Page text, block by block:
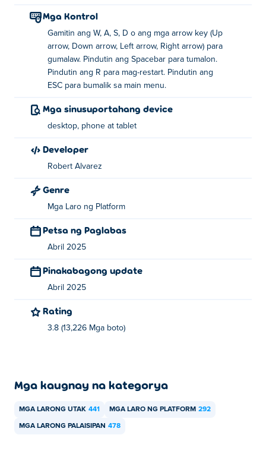
Paano laruin ang Portal Pusher?
Paggalaw: WASD o mga arrow key
Tumalon: Spacebar
I-restart: R
Bumalik sa pangunahing menu: ESC
Ang Portal Pusher ay nilikha ni Robert Alvarez. I-play ang
Grapple Grip
nang libre?
Maaari ba akong maglaro ng Portal Pusher sa
Maaaring laruin ang Portal Pusher sa iyong computer at
Mga Kontrol
Gamitin ang W, A, S, D o ang mga arrow key (Up
arrow, Down arrow, Left arrow, Right arrow) para
gumalaw. Pindutin ang Spacebar para tumalon.
Pindutin ang R para mag-restart. Pindutin ang
ESC para bumalik sa main menu.
Mga sinusuportahang device
desktop, phone at tablet
Developer
Robert Alvarez
Genre
Mga Laro ng Platform
Petsa ng Paglabas
Abril 2025
Pinakabagong update
Abril 2025
Rating
3.8 (13,226 Mga boto)
Mga kaugnay na kategorya
MGA LARONG UTAK 441 MGA LARO NG PLATFORM 292
MGA LARONG PALAISIPAN 478